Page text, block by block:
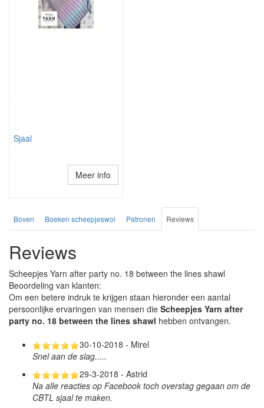
Sjaal
Meer info
Boven Boeken scheepjeswol Patronen Reviews
Reviews
Scheepjes Yarn after party no. 18 between the lines shawl
Beoordeling van klanten:
Om een betere indruk te krijgen staan hieronder een aantal
persoonlijke ervaringen van mensen die Scheepjes Yarn after
party no. 18 between the lines shawl hebben ontvangen.
30-10-2018 - Mirel
Snel aan de slag.....
29-3-2018 - Astrid
Na alle reacties op Facebook toch overstag gegaan om de
CBTL sjaal te maken.